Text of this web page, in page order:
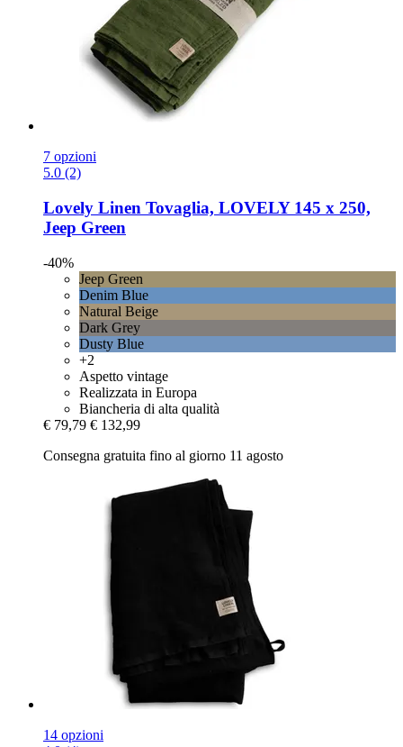
7 opzioni
5.0 (2)
Lovely Linen Tovaglia, LOVELY 145 x 250,
Jeep Green
-40%
Jeep Green
Denim Blue
Natural Beige
Dark Grey
Dusty Blue
+2
Aspetto vintage
Realizzata in Europa
Biancheria di alta qualità
€ 79,79 € 132,99
Consegna gratuita fino al giorno 11 agosto
14 opzioni